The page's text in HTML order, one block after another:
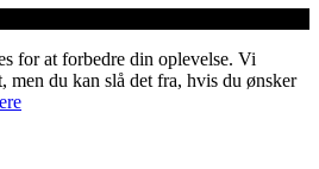
for at forbedre din oplevelse. Vi
men du kan slå det fra, hvis du ønsker